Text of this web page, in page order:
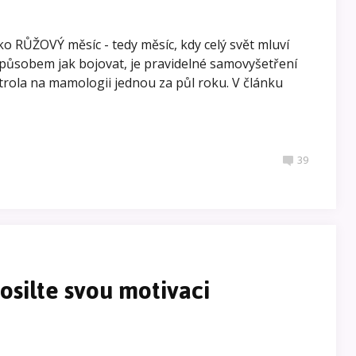
RŮŽOVÝ měsíc - tedy měsíc, kdy celý svět mluví
jak bojovat, je pravidelné samovyšetření
na mamologii jednou za půl roku. V článku
39
svou motivaci